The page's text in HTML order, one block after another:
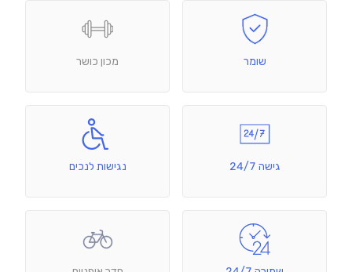
שומר מכון כושר
גישה 24/7 נגישות לנכים